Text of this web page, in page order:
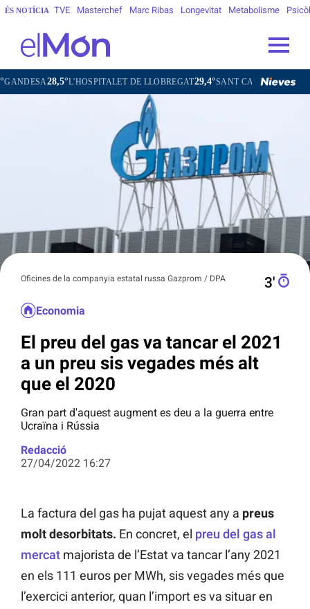
ÉS NOTÍCIA TVE Masterchef Marc Ribas Longevitat Metabolisme
28,5°L'HOSPITALET DE LLOBREGAT29,4°SANT CARLES DE LA
Oficines de la companyia estatal russa Gazprom / DPA 3′
Economia
El preu del gas va tancar el 2021
a un preu sis vegades més alt
que el 2020
Gran part d'aquest augment es deu a la guerra entre
Ucraïna i Rússia
Redacció
27/04/2022 16:27
La factura del gas ha pujat aquest any a preus
molt desorbitats. En concret, el preu del gas al
mercat majorista de l’Estat va tancar l’any 2021
en els 111 euros per MWh, sis vegades més que
l’exercici anterior, quan l’import es va situar en